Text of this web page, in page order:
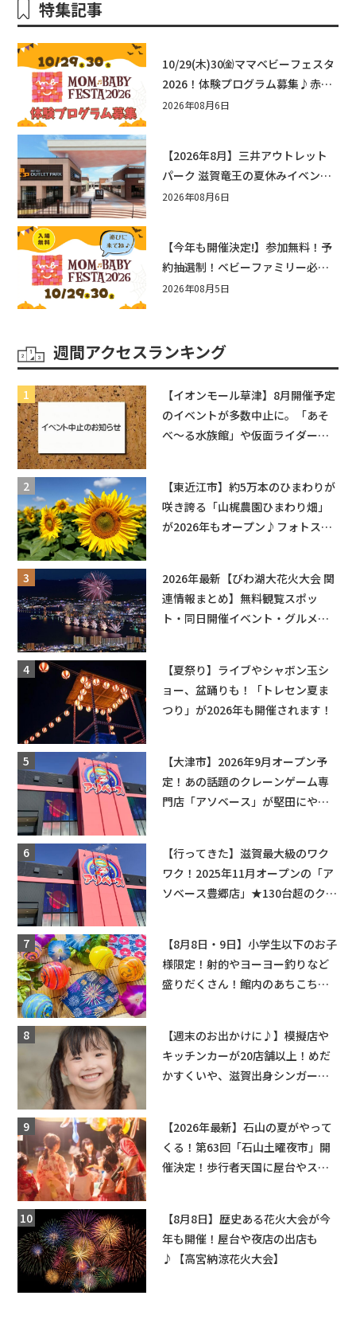
特集記事
10/29(木)30㈮ママベビーフェスタ
2026！体験プログラム募集♪赤ち
ゃん向けイベントに出演しません
2026年08月6日
【2026年8月】三井アウトレット
パーク 滋賀竜王の夏休みイベント
まとめ！びしょぬれ水あそび・激
2026年08月6日
【今年も開催決定!】参加無料！予
約抽選制！ベビーファミリー必見
☆入場無料☆10/29(木)30(金)ママ
2026年08月5日
週間アクセスランキング
【イオンモール草津】8月開催予定
のイベントが多数中止に。「あそ
べ〜る水族館」や仮面ライダーシ
【東近江市】約5万本のひまわりが
咲き誇る「山梶農園ひまわり畑」
が2026年もオープン♪フォトスポ
2026年最新【びわ湖大花火大会 関
連情報まとめ】無料観覧スポッ
ト・同日開催イベント・グルメマ
【夏祭り】ライブやシャボン玉シ
ョー、盆踊りも！「トレセン夏ま
つり」が2026年も開催されます！
【大津市】2026年9月オープン予
定！あの話題のクレーンゲーム専
門店「アソベース」が堅田にやっ
【行ってきた】滋賀最大級のワク
ワク！2025年11月オープンの「ア
ソベース豊郷店」★130台超のクレ
【8月8日・9日】小学生以下のお子
様限定！射的やヨーヨー釣りなど
盛りだくさん！館内のあちこちに
【週末のお出かけに♪】模擬店や
キッチンカーが20店舗以上！めだ
かすくいや、滋賀出身シンガーソ
【2026年最新】石山の夏がやって
くる！第63回「石山土曜夜市」開
催決定！歩行者天国に屋台やステ
【8月8日】歴史ある花火大会が今
年も開催！屋台や夜店の出店も
♪【高宮納涼花火大会】